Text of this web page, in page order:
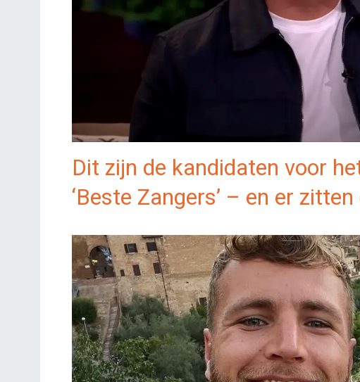
Dit zijn de kandidaten voor
‘Beste Zangers’ – en er